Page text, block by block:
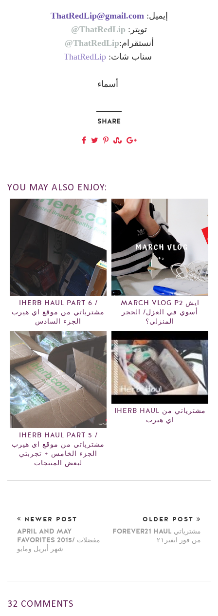
إيميل:ThatRedLip@gmail.com
تويتر: ThatRedLip@
أنستقرام:ThatRedLip@
سناب شات: ThatRedLip
أسماء
SHARE
YOU MAY ALSO ENJOY:
IHERB HAUL PART 6 /
مشترياتي من موقع اي هيرب
الجزء السادس
MARCH VLOG P2 ايش
أسوي في العزل/ الحجر
المنزلي؟
IHERB HAUL PART 5 /
مشترياتي من موقع اي هيرب
الجزء الخامس + تجربتي
لبعض المنتجات
IHERB HAUL مشترياتي من
اي هيرب
NEWER POST
APRIL AND MAY
FAVORITES 2015/ مفضلات
شهر أبريل ومايو
OLDER POST
FOREVER21 HAUL مشترياتي
من فور ايفير٢١
32 COMMENTS